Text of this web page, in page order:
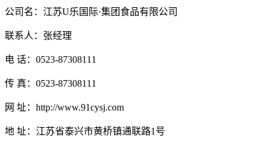
公司名：江苏U乐国际·集团食品有限公司
联系人：张经理
电 话：0523-87308111
传 真：0523-87308111
网 址：http://www.91cysj.com
地 址：江苏省泰兴市黄桥镇通联路1号